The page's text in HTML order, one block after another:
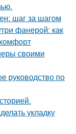
шаг за шагом
фанерой: как
своими
руководство по
укладку